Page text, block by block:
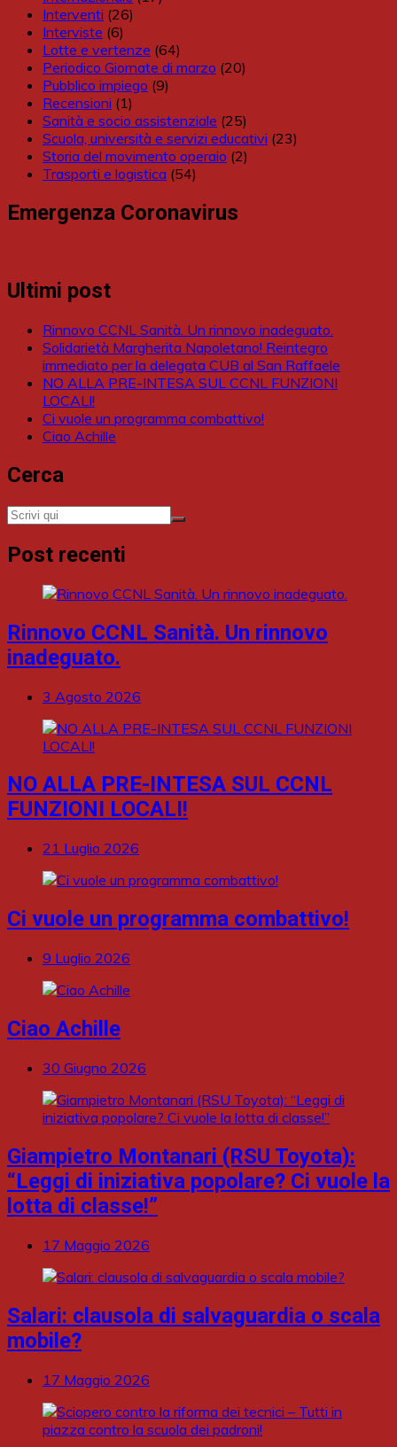
Interventi (26)
Interviste (6)
Lotte e vertenze (64)
Periodico Giornate di marzo (20)
Pubblico impiego (9)
Recensioni (1)
Sanità e socio assistenziale (25)
Scuola, università e servizi educativi (23)
Storia del movimento operaio (2)
Trasporti e logistica (54)
Emergenza Coronavirus
Ultimi post
Rinnovo CCNL Sanità. Un rinnovo inadeguato.
Solidarietà Margherita Napoletano! Reintegro
immediato per la delegata CUB al San Raffaele
NO ALLA PRE-INTESA SUL CCNL FUNZIONI
LOCALI!
Ci vuole un programma combattivo!
Ciao Achille
Cerca
Post recenti
Rinnovo CCNL Sanità. Un rinnovo
inadeguato.
3 Agosto 2026
NO ALLA PRE-INTESA SUL CCNL
FUNZIONI LOCALI!
21 Luglio 2026
Ci vuole un programma combattivo!
9 Luglio 2026
Ciao Achille
30 Giugno 2026
Giampietro Montanari (RSU Toyota):
“Leggi di iniziativa popolare? Ci vuole la
lotta di classe!”
17 Maggio 2026
Salari: clausola di salvaguardia o scala
mobile?
17 Maggio 2026